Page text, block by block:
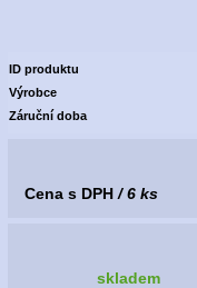
ID produktu
Výrobce
Záruční doba
Cena s DPH / 6 ks
skladem